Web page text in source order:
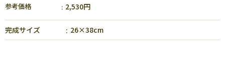
参考価格 2,530円
完成サイズ 26×38cm